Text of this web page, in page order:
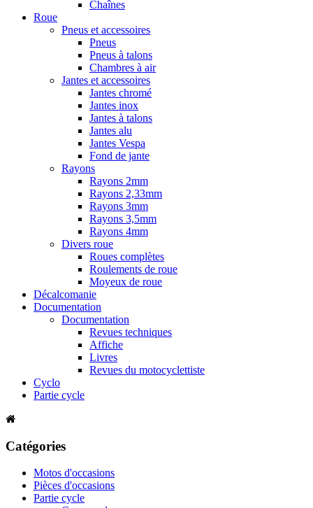
Chaînes
Roue
Pneus et accessoires
Pneus
Pneus à talons
Chambres à air
Jantes et accessoires
Jantes chromé
Jantes inox
Jantes à talons
Jantes alu
Jantes Vespa
Fond de jante
Rayons
Rayons 2mm
Rayons 2,33mm
Rayons 3mm
Rayons 3,5mm
Rayons 4mm
Divers roue
Roues complètes
Roulements de roue
Moyeux de roue
Décalcomanie
Documentation
Documentation
Revues techniques
Affiche
Livres
Revues du motocyclettiste
Cyclo
Partie cycle
Catégories
Motos d'occasions
Pièces d'occasions
Partie cycle